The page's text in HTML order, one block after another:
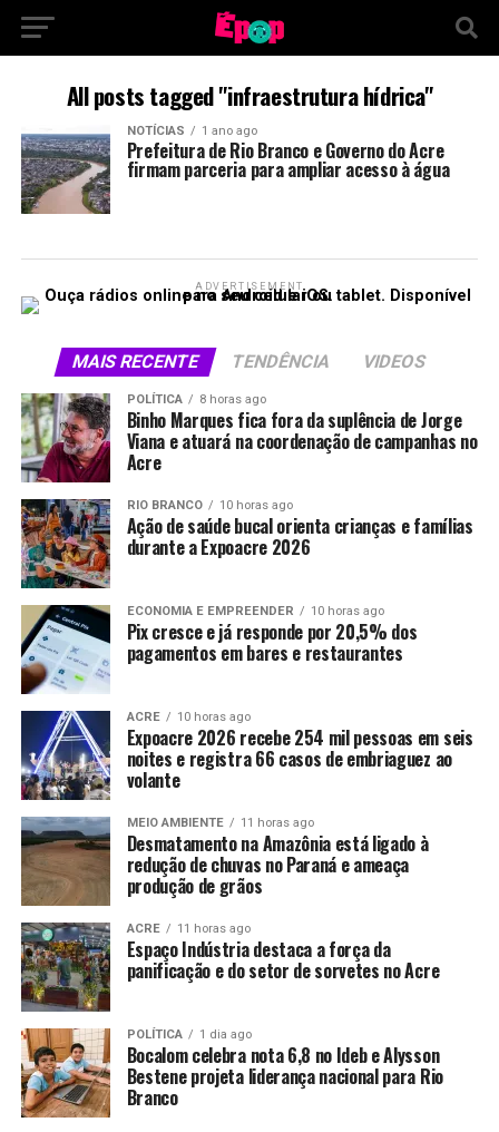
All posts tagged "infraestrutura hídrica"
NOTÍCIAS 1 ano ago
Prefeitura de Rio Branco e Governo do Acre
firmam parceria para ampliar acesso à água
ADVERTISEMENT
MAIS RECENTE TENDÊNCIA VIDEOS
POLÍTICA 8 horas ago
Binho Marques fica fora da suplência de Jorge
Viana e atuará na coordenação de campanhas no
Acre
RIO BRANCO 10 horas ago
Ação de saúde bucal orienta crianças e famílias
durante a Expoacre 2026
ECONOMIA E EMPREENDER 10 horas ago
Pix cresce e já responde por 20,5% dos
pagamentos em bares e restaurantes
ACRE 10 horas ago
Expoacre 2026 recebe 254 mil pessoas em seis
noites e registra 66 casos de embriaguez ao
volante
MEIO AMBIENTE 11 horas ago
Desmatamento na Amazônia está ligado à
redução de chuvas no Paraná e ameaça
produção de grãos
ACRE 11 horas ago
Espaço Indústria destaca a força da
panificação e do setor de sorvetes no Acre
POLÍTICA 1 dia ago
Bocalom celebra nota 6,8 no Ideb e Alysson
Bestene projeta liderança nacional para Rio
Branco